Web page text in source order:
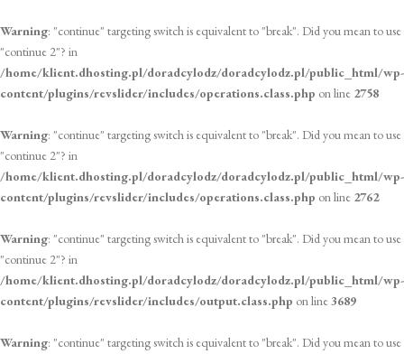
Warning: "continue" targeting switch is equivalent to "break". Did you mean to use
"continue 2"? in
/home/klient.dhosting.pl/doradcylodz/doradcylodz.pl/public_html/wp-
content/plugins/revslider/includes/operations.class.php on line 2758
Warning: "continue" targeting switch is equivalent to "break". Did you mean to use
"continue 2"? in
/home/klient.dhosting.pl/doradcylodz/doradcylodz.pl/public_html/wp-
content/plugins/revslider/includes/operations.class.php on line 2762
Warning: "continue" targeting switch is equivalent to "break". Did you mean to use
"continue 2"? in
/home/klient.dhosting.pl/doradcylodz/doradcylodz.pl/public_html/wp-
content/plugins/revslider/includes/output.class.php on line3689
Warning: "continue" targeting switch is equivalent to "break". Did you mean to use